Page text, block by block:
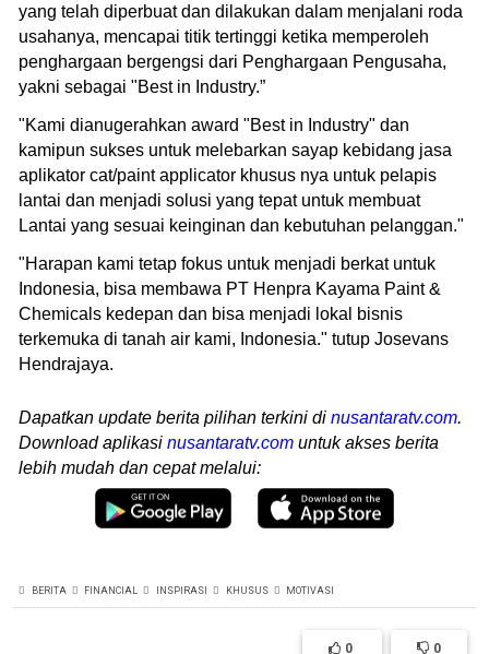
yang telah diperbuat dan dilakukan dalam menjalani roda
usahanya, mencapai titik tertinggi ketika memperoleh
penghargaan bergengsi dari Penghargaan Pengusaha,
yakni sebagai "Best in Industry.”
"Kami dianugerahkan award "Best in Industry" dan
kamipun sukses untuk melebarkan sayap kebidang jasa
aplikator cat/paint applicator khusus nya untuk pelapis
lantai dan menjadi solusi yang tepat untuk membuat
Lantai yang sesuai keinginan dan kebutuhan pelanggan."
"Harapan kami tetap fokus untuk menjadi berkat untuk
Indonesia, bisa membawa PT Henpra Kayama Paint &
Chemicals kedepan dan bisa menjadi lokal bisnis
terkemuka di tanah air kami, Indonesia." tutup Josevans
Hendrajaya.
Dapatkan update berita pilihan terkini di nusantaratv.com.
Download aplikasi nusantaratv.com untuk akses berita
lebih mudah dan cepat melalui:
BERITA FINANCIAL INSPIRASI KHUSUS MOTIVASI
0 0